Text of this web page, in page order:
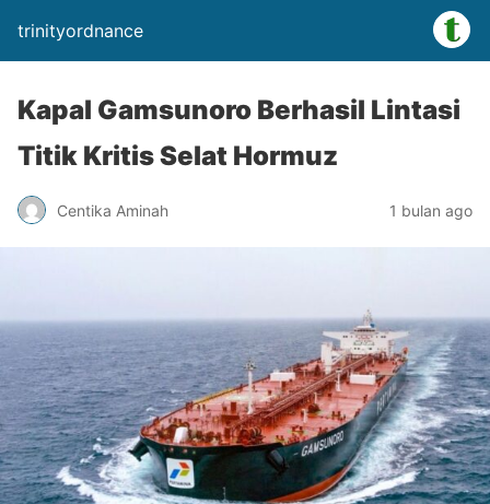
trinityordnance
Kapal Gamsunoro Berhasil Lintasi
Titik Kritis Selat Hormuz
Centika Aminah 1 bulan ago